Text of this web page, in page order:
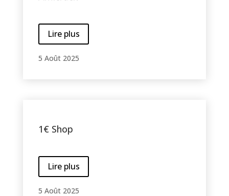
Lire plus
5 Août 2025
1€ Shop
Lire plus
5 Août 2025